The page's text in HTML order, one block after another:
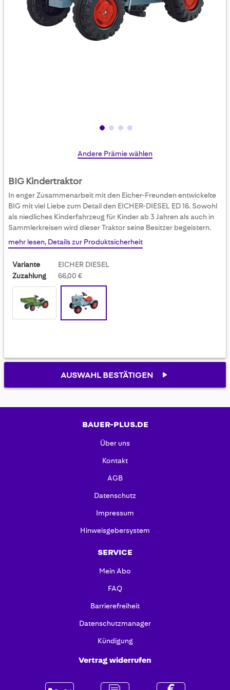
Skip
of
the
images
gallery
Andere Prämie wählen
BIG Kindertraktor
In enger Zusammenarbeit mit den Eicher-Freunden entwickelte
BIG mit viel Liebe zum Detail den EICHER-DIESEL ED 16. Sowohl
als niedliches Kinderfahrzeug für Kinder ab 3 Jahren als auch in
Sammlerkreisen wird dieser Traktor seine Besitzer begeistern.
mehr lesen, Details zur Produktsicherheit
Variante
EICHER DIESEL
Zuzahlung
66,00 €
AUSWAHL BESTÄTIGEN
BAUER-PLUS.DE
Über uns
Kontakt
AGB
Datenschutz
Impressum
Hinweisgebersystem
SERVICE
Mein Abo
FAQ
Barrierefreiheit
Datenschutzmanager
Kündigung
Vertrag widerrufen